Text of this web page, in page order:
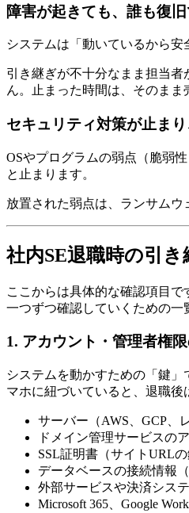
障害が起きても、誰も復
システムは「動いているから
引き継ぎが不十分なまま担当
ん。止まった時間は、そのまま
セキュリティ対策が止ま
OSやプログラムの弱点（脆弱
と止まります。
放置された弱点は、ランサム
社内SE退職時の引
ここからは具体的な確認項目
一つずつ確認していくための一
1. アカウント・管理者権限
システムを動かすための「鍵
マホに紐づいていると、退職後
サーバー（AWS、GCP、
ドメイン管理サービスの
SSL証明書（サイトURL
データベースの接続情報
外部サービスや決済シス
Microsoft 365、Google